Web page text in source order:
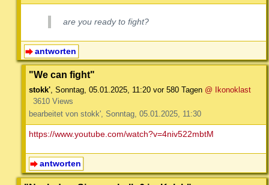
are you ready to fight?
antworten
"We can fight"
stokk', Sonntag, 05.01.2025, 11:20 vor 580 Tagen @ Ikonoklast
3610 Views
bearbeitet von stokk', Sonntag, 05.01.2025, 11:30
https://www.youtube.com/watch?v=4niv522mbtM
antworten